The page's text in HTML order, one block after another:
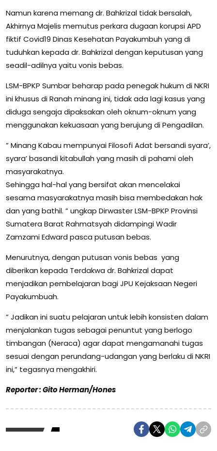
Namun karena memang dr. Bahkrizal tidak bersalah,
Akhirnya Majelis memutus perkara dugaan korupsi APD
fiktif Covid19 Dinas Kesehatan Payakumbuh yang di
tuduhkan kepada dr. Bahkrizal dengan keputusan yang
seadil-adilnya yaitu vonis bebas.
LSM-BPKP Sumbar beharap pada penegak hukum di NKRI
ini khusus di Ranah minang ini, tidak ada lagi kasus yang
diduga sengaja dipaksakan oleh oknum-oknum yang
menggunakan kekuasaan yang berujung di Pengadilan.
” Minang Kabau mempunyai Filosofi Adat bersandi syara’,
syara’ basandi kitabullah yang masih di pahami oleh
masyarakatnya.
Sehingga hal-hal yang bersifat akan mencelakai
sesama masyarakatnya masih bisa membedakan hak
dan yang bathil. ” ungkap Dirwaster LSM-BPKP Provinsi
Sumatera Barat Rahmatsyah didampingi Wadir
Zamzami Edward pasca putusan bebas.
Menurutnya, dengan putusan vonis bebas yang
diberikan kepada Terdakwa dr. Bahkrizal dapat
menjadikan pembelajaran bagi JPU Kejaksaan Negeri
Payakumbuah.
” Jadikan ini suatu pelajaran untuk lebih konsisten dalam
menjalankan tugas sebagai penuntut yang berlogo
timbangan (Neraca) agar dapat mengamanahi tugas
sesuai dengan perundang-udangan yang berlaku di NKRI
ini,” tegasnya mengakhiri.
Reporter : Gito Herman/Hones